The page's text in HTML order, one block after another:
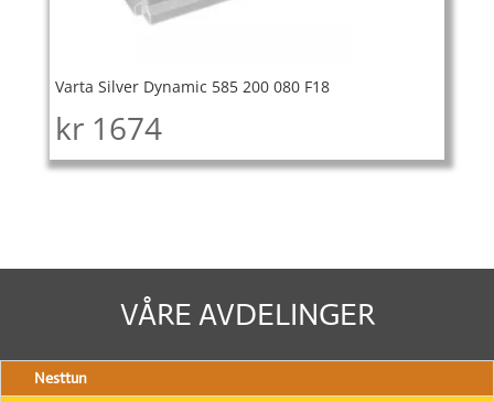
Varta Silver Dynamic 585 200 080 F18
kr 1674
VÅRE AVDELINGER
Nesttun